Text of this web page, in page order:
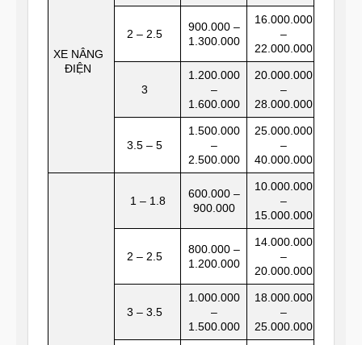
XE NÂNG
ĐIỆN
2 – 2.5
900.000 –
1.300.000
16.000.000
–
22.000.000
3
1.200.000
–
1.600.000
20.000.000
–
28.000.000
3.5 – 5
1.500.000
–
2.500.000
25.000.000
–
40.000.000
1 – 1.8
600.000 –
900.000
10.000.000
–
15.000.000
2 – 2.5
800.000 –
1.200.000
14.000.000
–
20.000.000
3 – 3.5
1.000.000
–
1.500.000
18.000.000
–
25.000.000